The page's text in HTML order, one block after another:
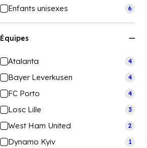
Enfants unisexes 6
Équipes
Atalanta 4
Bayer Leverkusen 4
FC Porto 4
Losc Lille 3
West Ham United 2
Dynamo Kyiv 1